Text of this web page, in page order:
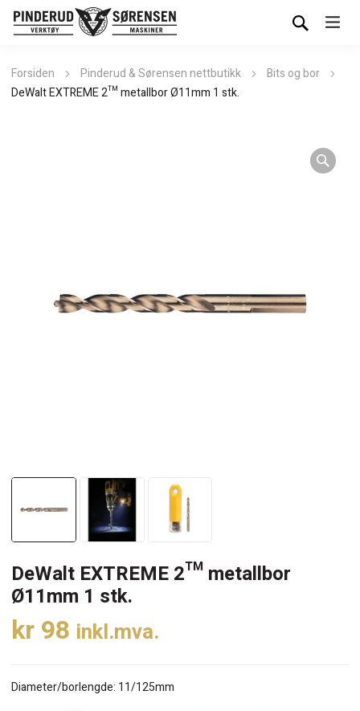
Forsiden Pinderud & Sørensen nettbutikk
Bits og bor
DeWalt EXTREME 2™ metallbor Ø11mm 1 stk.
DeWalt EXTREME 2™ metallbor
Ø11mm 1 stk.
kr98 inkl.mva.
Diameter/borlengde: 11/125mm